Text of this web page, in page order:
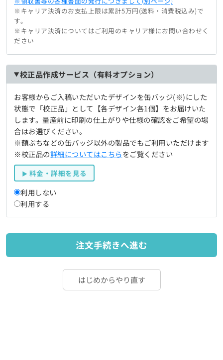
※キャリア決済のお支払上限は累計5万円(送料・消費税込み)で
す。
※キャリア決済についてはご利用のキャリア様にお問い合わせく
ださい
校正品作成サービス（有料オプション）
お客様からご入稿いただいたデザインを缶バッジ(※)にした
状態で「校正品」として【各デザイン各1個】をお届けいた
します。量産前に印刷の仕上がりや仕様の確認をご希望の場
合はお選びください。
※額ぷちなどの缶バッジ以外の製品でもご利用いただけます
※校正品の詳細についてはこちらをご覧ください
料金・詳細を見る
利用しない
利用する
注文手続きへ進む
はじめからやり直す